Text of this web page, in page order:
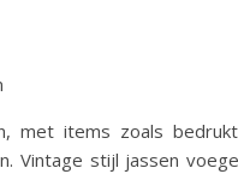
met items zoals
Vintage stijl jassen